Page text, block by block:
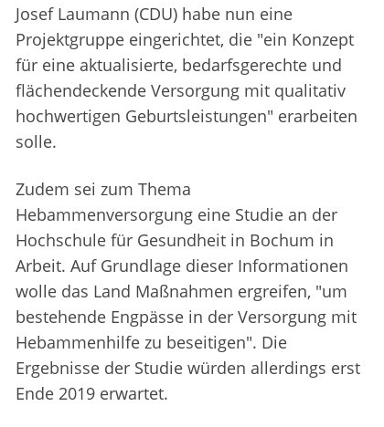
Josef Laumann (CDU) habe nun eine
Projektgruppe eingerichtet, die "ein Konzept
für eine aktualisierte, bedarfsgerechte und
flächendeckende Versorgung mit qualitativ
hochwertigen Geburtsleistungen" erarbeiten
solle.
Zudem sei zum Thema
Hebammenversorgung eine Studie an der
Hochschule für Gesundheit in Bochum in
Arbeit. Auf Grundlage dieser Informationen
wolle das Land Maßnahmen ergreifen, "um
bestehende Engpässe in der Versorgung mit
Hebammenhilfe zu beseitigen". Die
Ergebnisse der Studie würden allerdings erst
Ende 2019 erwartet.